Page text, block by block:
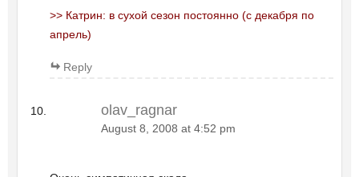
>> Катрин: в сухой сезон постоянно (с декабря по
апрель)
Reply
olav_ragnar
August 8, 2008 at 4:52 pm